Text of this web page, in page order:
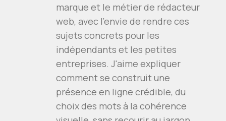
marque et le métier de rédacteur
web, avec l'envie de rendre ces
sujets concrets pour les
indépendants et les petites
entreprises. J'aime expliquer
comment se construit une
présence en ligne crédible, du
choix des mots à la cohérence